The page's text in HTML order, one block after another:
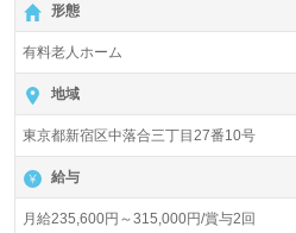
ャレンジ介護！無資格/未経験応
駅』徒歩4分。
入居定員56名（56室/全室個室）
式会社さわやか倶楽部（本社：
です。従業員人数3,000人以上、
人ホーム、サービス付き高齢者
イ、グループホーム、小規模多
看護/介護、居宅介護支援、障が
形態
有料老人ホーム
地域
東京都新宿区中落合三丁目27番10号
給与
月給235,600円～315,000円/賞与2回